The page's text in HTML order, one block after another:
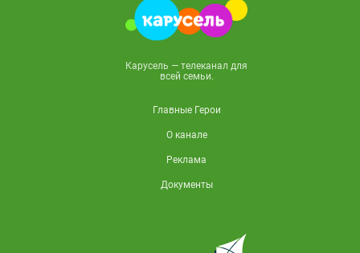
Карусель — телеканал для
всей семьи.
Главные Герои
О канале
Реклама
Документы